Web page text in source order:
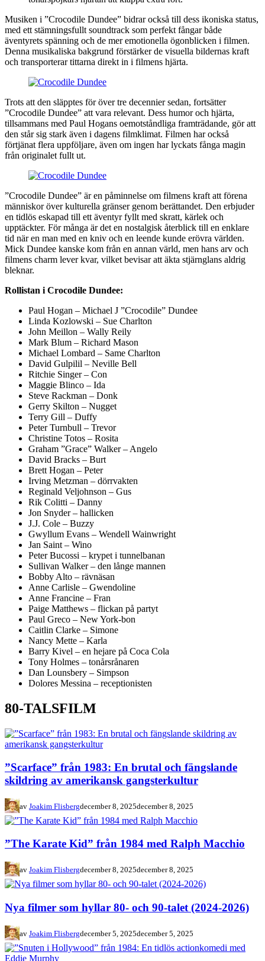
Musiken i ”Crocodile Dundee” bidrar också till dess ikoniska status,
med ett stämningsfullt soundtrack som perfekt fångar både
äventyrets spänning och de mer emotionella ögonblicken i filmen.
Denna musikaliska bakgrund förstärker de visuella bildernas kraft
och transporterar tittarna direkt in i filmens hjärta.
Trots att den släpptes för över tre decennier sedan, fortsätter
”Crocodile Dundee” att vara relevant. Dess humor och hjärta,
tillsammans med Paul Hogans oemotståndliga framträdande, gör att
den står sig stark även i dagens filmklimat. Filmen har också
förtjänat flera uppföljare, även om ingen har lyckats fånga magin
från originalet fullt ut.
”Crocodile Dundee” är en påminnelse om filmens kraft att förena
människor över kulturella gränser genom berättandet. Den erbjuder
en tidlös eskapad till ett äventyr fyllt med skratt, kärlek och
upptäckter. För många är det en nostalgisk återblick till en enklare
tid när en man med en kniv och en leende kunde erövra världen.
Mick Dundee kanske kom från en annan värld, men hans arv och
filmens charm lever kvar, vilket bevisar att äkta stjärnglans aldrig
bleknar.
Rollistan i Crocodile Dundee:
Paul Hogan – Michael J ”Crocodile” Dundee
Linda Kozlowski – Sue Charlton
John Meillon – Wally Reily
Mark Blum – Richard Mason
Michael Lombard – Same Charlton
David Gulpilil – Neville Bell
Ritchie Singer – Con
Maggie Blinco – Ida
Steve Rackman – Donk
Gerry Skilton – Nugget
Terry Gill – Duffy
Peter Turnbull – Trevor
Christine Totos – Rosita
Graham ”Grace” Walker – Angelo
David Bracks – Burt
Brett Hogan – Peter
Irving Metzman – dörrvakten
Reginald Veljohnson – Gus
Rik Colitti – Danny
Jon Snyder – hallicken
J.J. Cole – Buzzy
Gwyllum Evans – Wendell Wainwright
Jan Saint – Wino
Peter Bucossi – krypet i tunnelbanan
Sullivan Walker – den långe mannen
Bobby Alto – rävnäsan
Anne Carlisle – Gwendoline
Anne Francine – Fran
Paige Matthews – flickan på partyt
Paul Greco – New York-bon
Caitlin Clarke – Simone
Nancy Mette – Karla
Barry Kivel – en hejare på Coca Cola
Tony Holmes – tonårsrånaren
Dan Lounsbery – Simpson
Dolores Messina – receptionisten
80-TALSFILM
”Scarface” från 1983: En brutal och fängslande
skildring av amerikansk gangsterkultur
av Joakim Flisbergdecember 8, 2025december 8, 2025
”The Karate Kid” från 1984 med Ralph Macchio
av Joakim Flisbergdecember 8, 2025december 8, 2025
Nya filmer som hyllar 80- och 90-talet (2024-2026)
av Joakim Flisbergdecember 5, 2025december 5, 2025